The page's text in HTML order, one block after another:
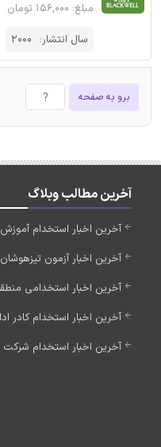
مبلغ: ۱۵۶,۰۰۰ تومان
سال انتشار: 2000
برو به صفحه
آخرین مطالب وبلاگ
آخرین اخبار استخدام آموزش و پرورش
آخرین اخبار آزمون
آخرین اخبار استخدامی منطقه
آخرین اخبار استخدام کادر اداری قوه
آخرین اخبار استخدام شرکت مادر